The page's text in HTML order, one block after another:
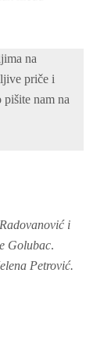
na
priče i
nam na
i
Golubac.
Petrović.